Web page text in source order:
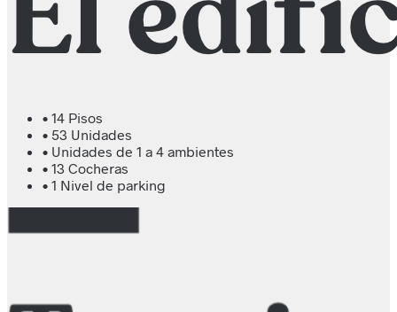
• 14 Pisos
• 53 Unidades
• Unidades de 1 a 4 ambientes
• 13 Cocheras
• 1 Nivel de parking